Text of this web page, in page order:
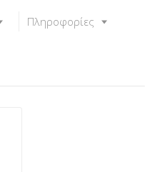
Πληροφορίες